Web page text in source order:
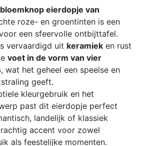
bloemknop eierdopje van
roze- en groentinten is een
een sfeervolle ontbijttafel.
vervaardigd uit keramieken rust
voet in de vorm van vier
, wat het geheel een speelse en
geeft.
kleurgebruik en het
past dit eierdopje perfect
landelijk of klassiek
accent voor zowel
als feestelijke momenten.